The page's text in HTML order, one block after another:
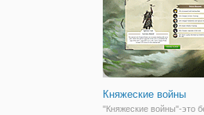
Княжеские войны
"Княжеские войны"-это